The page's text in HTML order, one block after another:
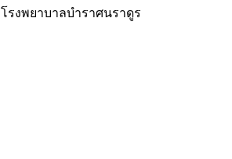
โรงพยาบาลบำราศนราดูร